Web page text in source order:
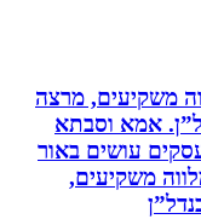
מרצה
וסבתא
עושים באור